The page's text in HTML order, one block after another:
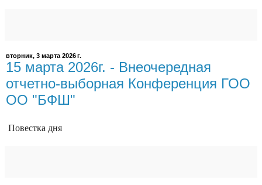
вторник, 3 марта 2026 г.
15 марта 2026г. - Внеочередная
отчетно-выборная Конференция ГОО
ОО "БФШ"
Повестка дня